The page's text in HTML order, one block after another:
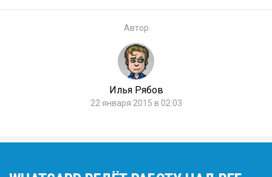
Автор
Илья Рябов
22 января 2015 в 02:03